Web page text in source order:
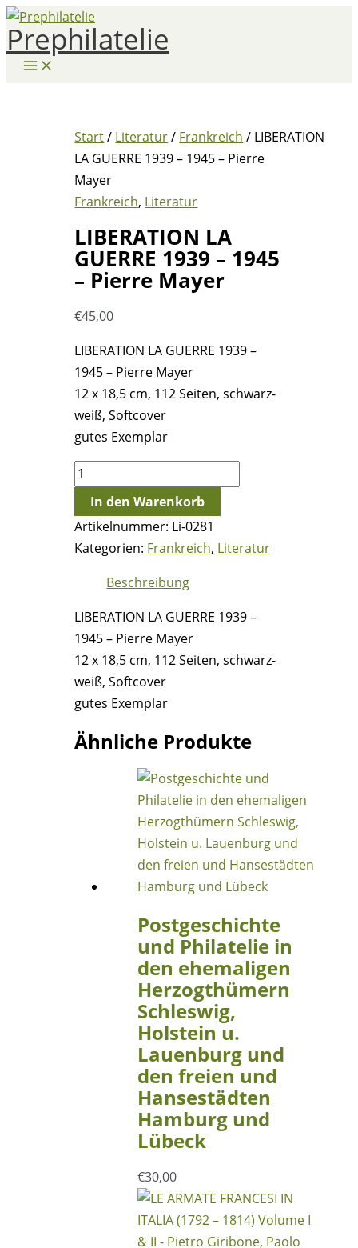
Zum
Inhalt
springen
Prephilatelie
Start/ Literatur/ Frankreich / LIBERATION
LA GUERRE 1939 – 1945 – Pierre
Mayer
Frankreich, Literatur
LIBERATION LA
GUERRE 1939 – 1945
– Pierre Mayer
€45,00
LIBERATION LA GUERRE 1939 –
1945 – Pierre Mayer
12 x 18,5 cm, 112 Seiten, schwarz-
weiß, Softcover
gutes Exemplar
LIBERATION
LA
GUERRE
1939
–
Pierre
Mayer
Menge
In den Warenkorb
Artikelnummer: Li-0281
Kategorien: Frankreich, Literatur
Beschreibung
LIBERATION LA GUERRE 1939 –
1945 – Pierre Mayer
12 x 18,5 cm, 112 Seiten, schwarz-
weiß, Softcover
gutes Exemplar
Ähnliche Produkte
Postgeschichte
und Philatelie in
den ehemaligen
Herzogthümern
Schleswig,
Holstein u.
Lauenburg und
den freien und
Hansestädten
Hamburg und
Lübeck
€30,00